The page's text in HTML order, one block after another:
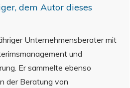
, dem Autor dieses
Unternehmensberater mit
und
Er sammelte ebenso
der Beratung von